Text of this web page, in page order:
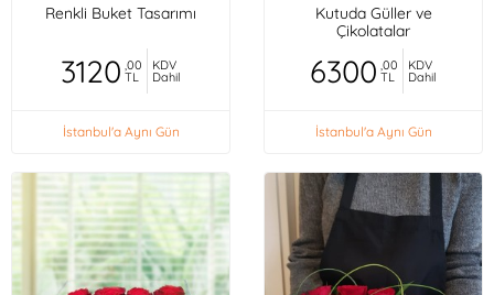
Renkli Buket Tasarımı
3120 ,00
TL
KDV
Dahil
İstanbul'a Aynı Gün
Kutuda Güller ve
Çikolatalar
6300 ,00
TL
KDV
Dahil
İstanbul'a Aynı Gün